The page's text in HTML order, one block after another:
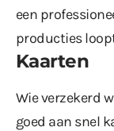
een
producties
Kaarten
Wie verzekerd
goed aan snel